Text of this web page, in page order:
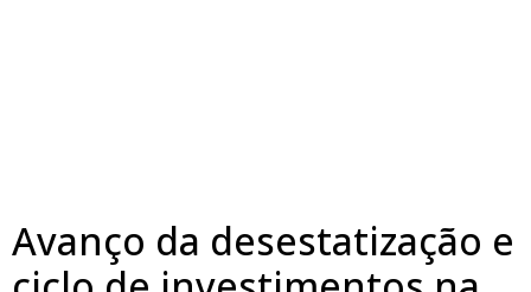
Avanço da desestatização e